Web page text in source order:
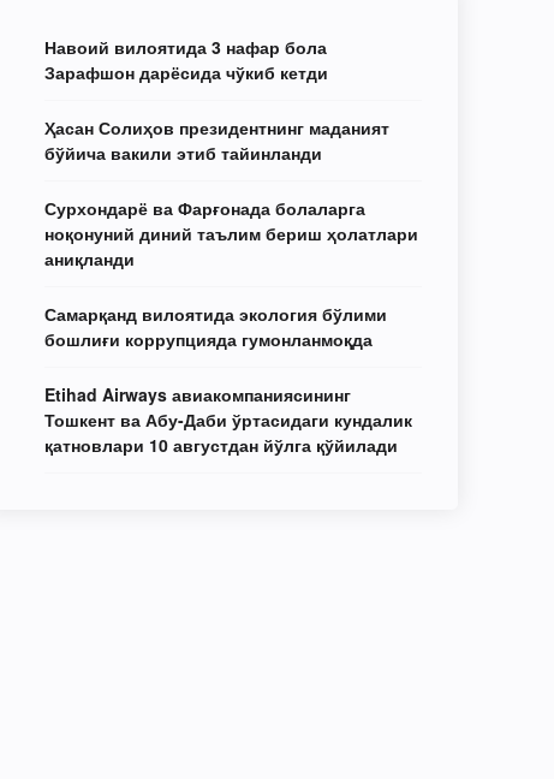
Навоий вилоятида 3 нафар бола
Зарафшон дарёсида чўкиб кетди
Ҳасан Солиҳов президентнинг маданият
бўйича вакили этиб тайинланди
Сурхондарё ва Фарғонада болаларга
ноқонуний диний таълим бериш ҳолатлари
аниқланди
Самарқанд вилоятида экология бўлими
бошлиғи коррупцияда гумонланмоқда
Etihad Airways авиакомпаниясининг
Тошкент ва Абу-Даби ўртасидаги кундалик
қатновлари 10 августдан йўлга қўйилади